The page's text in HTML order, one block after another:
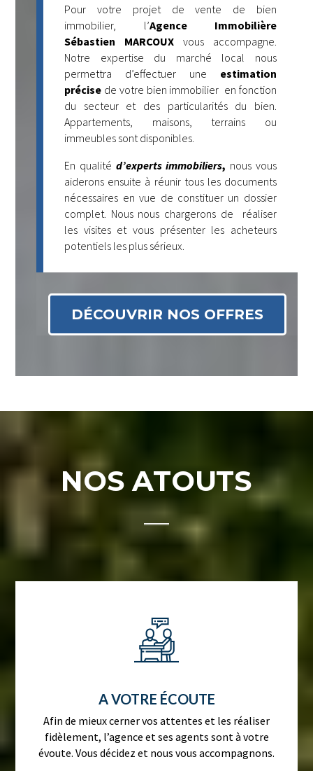
Pour votre projet de vente de bien
immobilier, l’Agence Immobilière
Sébastien MARCOUX vous accompagne.
Notre expertise du marché local nous
permettra d’effectuer une estimation
précise de votre bien immobilier en fonction
du secteur et des particularités du bien.
Appartements, maisons, terrains ou
immeubles sont disponibles.
En qualité d’experts immobiliers, nous vous
aiderons ensuite à réunir tous les documents
nécessaires en vue de constituer un dossier
complet. Nous nous chargerons de réaliser
les visites et vous présenter les acheteurs
potentiels les plus sérieux.
DÉCOUVRIR NOS OFFRES
NOS ATOUTS
A VOTRE ÉCOUTE
Afin de mieux cerner vos attentes et les réaliser
fidèlement, l’agence et ses agents sont à votre
évoute. Vous décidez et nous vous accompagnons.